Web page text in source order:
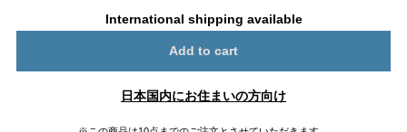
International shipping available
Add to cart
日本国内にお住まいの方向け